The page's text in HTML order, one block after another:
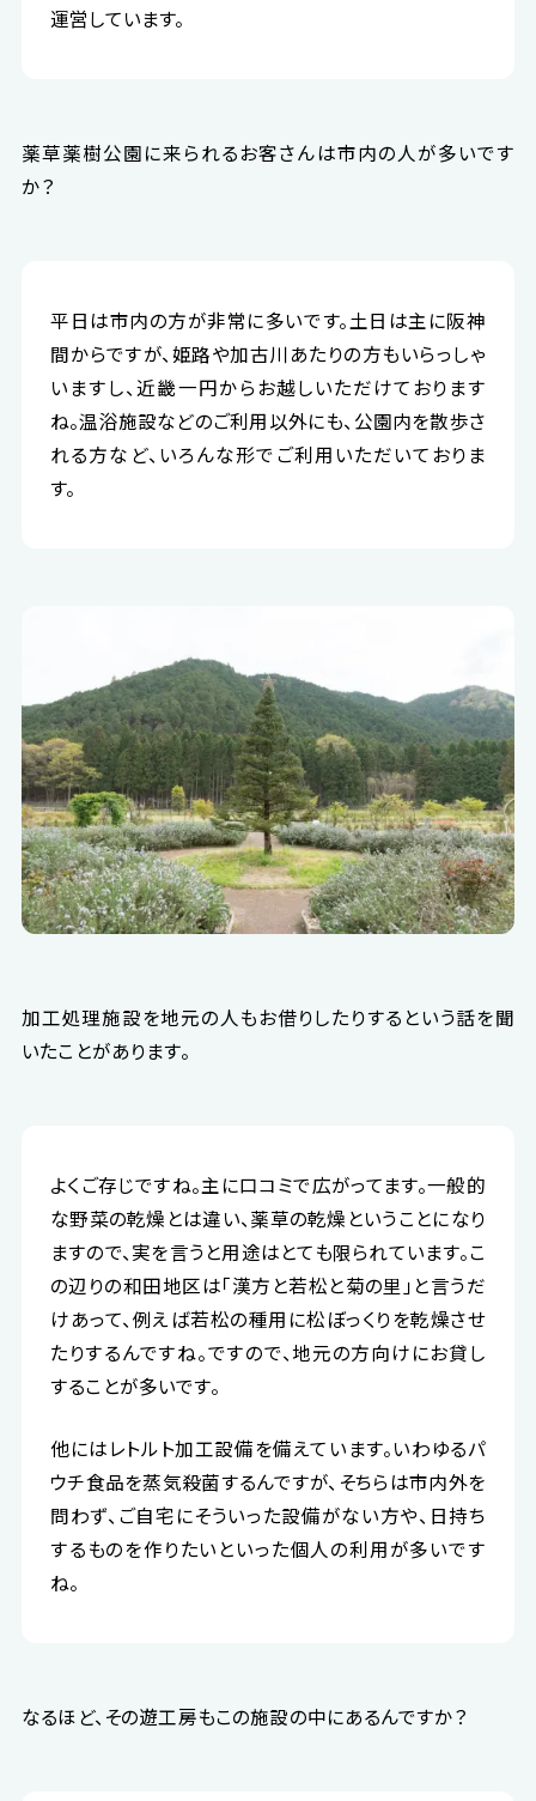
運営しています。
薬草薬樹公園に来られるお客さんは市内の人が多いです
か？
平日は市内の方が非常に多いです。土日は主に阪神
間からですが、姫路や加古川あたりの方もいらっしゃ
いますし、近畿一円からお越しいただけております
ね。温浴施設などのご利用以外にも、公園内を散歩さ
れる方など、いろんな形でご利用いただいておりま
す。
加工処理施設を地元の人もお借りしたりするという話を聞
いたことがあります。
よくご存じですね。主に口コミで広がってます。一般的
な野菜の乾燥とは違い、薬草の乾燥ということになり
ますので、実を言うと用途はとても限られています。こ
の辺りの和田地区は「漢方と若松と菊の里」と言うだ
けあって、例えば若松の種用に松ぼっくりを乾燥させ
たりするんですね。ですので、地元の方向けにお貸し
することが多いです。
他にはレトルト加工設備を備えています。いわゆるパ
ウチ食品を蒸気殺菌するんですが、そちらは市内外を
問わず、ご自宅にそういった設備がない方や、日持ち
するものを作りたいといった個人の利用が多いです
ね。
なるほど、その遊工房もこの施設の中にあるんですか？